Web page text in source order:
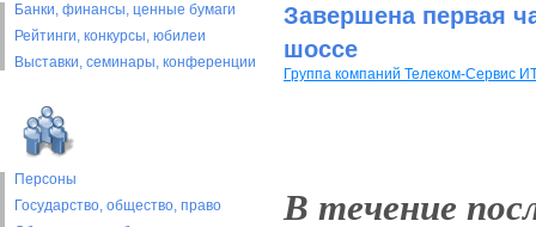
Банки, финансы, ценные бумаги
Рейтинги, конкурсы, юбилеи
Выставки, cеминары, конференции
Персоны
Государство, общество, право
Завершена первая
шоссе
Группа компаний Телеком-Сервис
В течение